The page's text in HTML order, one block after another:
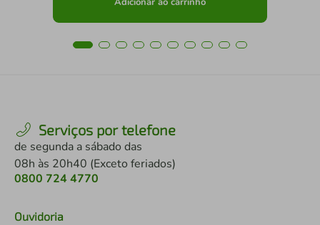
Serviços por telefone
de segunda a sábado das
08h às 20h40 (Exceto feriados)
0800 724 4770
Ouvidoria